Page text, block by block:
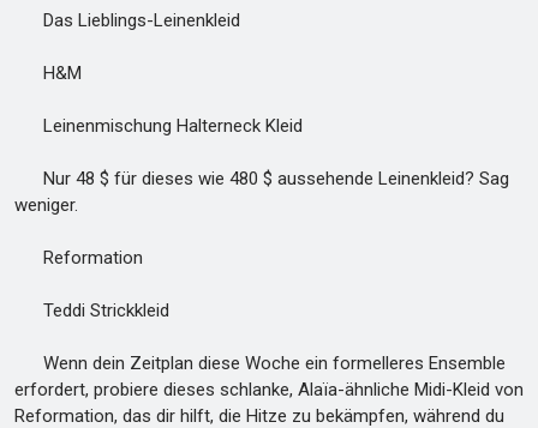
Das Lieblings-Leinenkleid
H&M
Leinenmischung Halterneck Kleid
Nur 48 $ für dieses wie 480 $ aussehende Leinenkleid? Sag
weniger.
Reformation
Teddi Strickkleid
Wenn dein Zeitplan diese Woche ein formelleres Ensemble
erfordert, probiere dieses schlanke, Alaïa-ähnliche Midi-Kleid von
Reformation, das dir hilft, die Hitze zu bekämpfen, während du